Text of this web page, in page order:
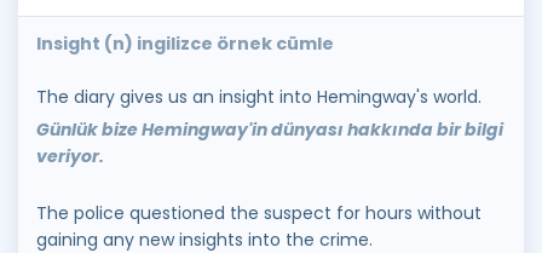
Insight (n) ingilizce örnek cümle
The diary gives us an insight into Hemingway's world.
Günlük bize Hemingway'in dünyası hakkında bir bilgi
veriyor.
The police questioned the suspect for hours without
gaining any new insights into the crime.